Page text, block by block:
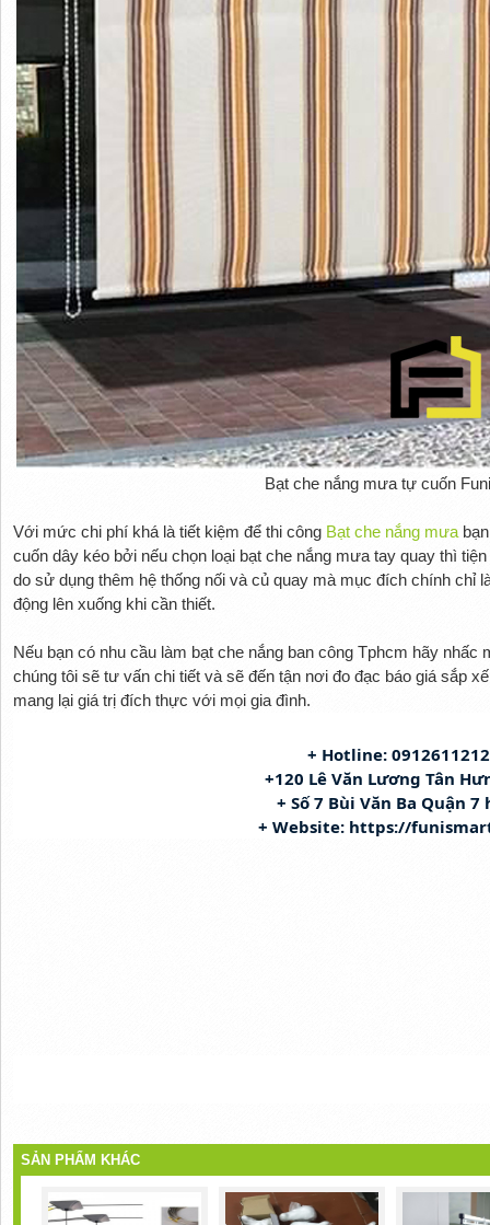
Bạt che nắng mưa tự cuốn
Với mức chi phí khá là tiết kiệm để thi công Bạt che nắng mưa bạn
cuốn dây kéo bởi nếu chọn loại bạt che nắng mưa tay quay thì
do sử dụng thêm hệ thống nối và củ quay mà mục đích chính chỉ
động lên xuống khi cần thiết.
Nếu bạn có nhu cầu làm bạt che nắng ban công Tphcm hãy
chúng tôi sẽ tư vấn chi tiết và sẽ đến tận nơi đo đạc báo giá sắp
mang lại giá trị đích thực với mọi gia đình.
+ Hotline: 0912611212
+120 Lê Văn Lương Tân
+ Số 7 Bùi Văn Ba Quận 7
+ Website: https://
SẢN PHẨM KHÁC